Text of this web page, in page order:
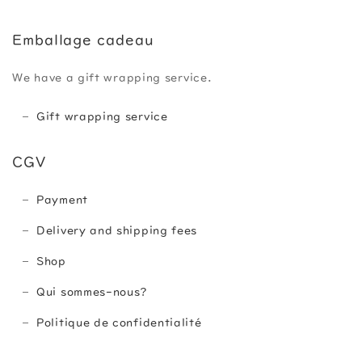
Emballage cadeau
We have a gift wrapping service.
Gift wrapping service
CGV
Payment
Delivery and shipping fees
Shop
Qui sommes-nous?
Politique de confidentialité